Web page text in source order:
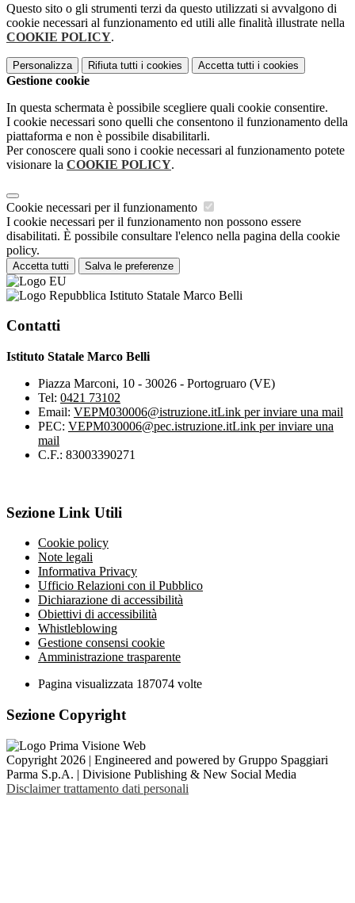
Questo sito o gli strumenti terzi da questo utilizzati si avvalgono di
cookie necessari al funzionamento ed utili alle finalità illustrate nella
COOKIE POLICY.
Personalizza Rifiuta tutti i cookies Accetta tutti i cookies
Gestione cookie
In questa schermata è possibile scegliere quali cookie consentire.
I cookie necessari sono quelli che consentono il funzionamento della
piattaforma e non è possibile disabilitarli.
Per conoscere quali sono i cookie necessari al funzionamento potete
visionare la COOKIE POLICY.
Cookie necessari per il funzionamento
I cookie necessari per il funzionamento non possono essere
disabilitati. È possibile consultare l'elenco nella pagina della cookie
policy.
Accetta tutti Salva le preferenze
Istituto Statale Marco Belli
Contatti
Istituto Statale Marco Belli
Piazza Marconi, 10 - 30026 - Portogruaro (VE)
Tel: 0421 73102
Email: VEPM030006@istruzione.itLink per inviare una mail
PEC: VEPM030006@pec.istruzione.itLink per inviare una
mail
C.F.: 83003390271
Sezione Link Utili
Cookie policy
Note legali
Informativa Privacy
Ufficio Relazioni con il Pubblico
Dichiarazione di accessibilità
Obiettivi di accessibilità
Whistleblowing
Gestione consensi cookie
Amministrazione trasparente
Pagina visualizzata 187074 volte
Sezione Copyright
Copyright 2026 | Engineered and powered by Gruppo Spaggiari
Parma S.p.A. | Divisione Publishing & New Social Media
Disclaimer trattamento dati personali